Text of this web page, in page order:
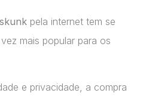
skunk pela internet tem se
mais popular para os
e privacidade, a compra